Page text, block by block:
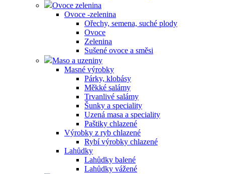
Ovoce zelenina
Ovoce -zelenina
Ořechy, semena, suché plody
Ovoce
Zelenina
Sušené ovoce a směsi
Maso a uzeniny
Masné výrobky
Párky, klobásy
Měkké salámy
Trvanlivé salámy
Šunky a speciality
Uzená masa a speciality
Paštiky chlazené
Výrobky z ryb chlazené
Rybí výrobky chlazené
Lahůdky
Lahůdky balené
Lahůdky vážené